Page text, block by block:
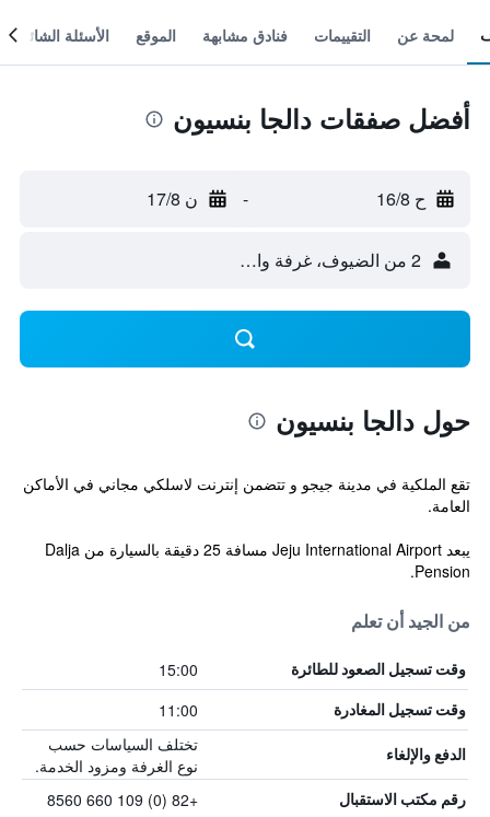
لمحة عن التقييمات فنادق مشابهة الموقع الأسئلة الشائعة
أفضل صفقات دالجا بنسيون
ح 16/8 - ن 17/8
2 من الضيوف، غرفة واحدة
حول دالجا بنسيون
تقع الملكية في مدينة جيجو و تتضمن إنترنت لاسلكي مجاني في الأماكن
العامة.
يبعد Jeju International Airport مسافة 25 دقيقة بالسيارة من Dalja
Pension.
من الجيد أن تعلم
وقت تسجيل الصعود للطائرة 15:00
وقت تسجيل المغادرة 11:00
الدفع والإلغاء
تختلف السياسات حسب
نوع الغرفة ومزود الخدمة.
رقم مكتب الاستقبال +82 (0) 109 660 8560